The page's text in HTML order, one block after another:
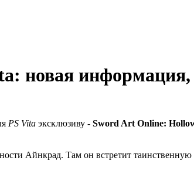
новая
PS Vita эксклюзиву - Sword Art Online:
Айнкрад. Там он встретит